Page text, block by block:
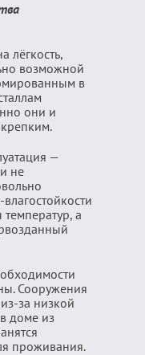
возможной
в
они и
—
не
а
Сооружения
за низкой
доме из
проживания.